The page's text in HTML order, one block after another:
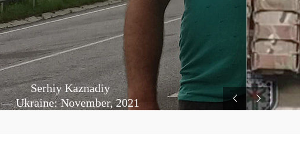
Serhiy Kaznadiy
— Ukraine: November, 2021